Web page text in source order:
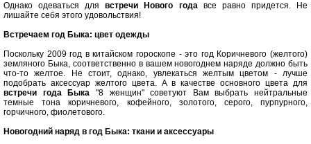
Однако одеваться длявстречи Нового годавсе равно придется. Не
лишайте себя этого удовольствия!
Встречаем год Быка: цвет одежды
Поскольку 2009 год в китайском гороскопе - это год Коричневого (желтого)
земляного Быка, соответственно в вашем новогоднем наряде должно быть
что-то желтое. Не стоит, однако, увлекаться желтым цветом - лучше
подобрать аксессуар желтого цвета. А в качестве основного цвета для
встречи года Быка "8 женщин" советуют Вам выбрать нейтральные
темные тона коричневого, кофейного, золотого, серого, пурпурного,
горчичного, фиолетового.
Новогодний наряд в год Быка: ткани и аксессуары